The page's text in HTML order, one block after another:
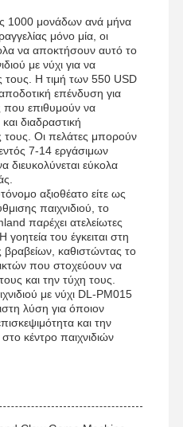
1000 μονάδων ανά μήνα
μόνο μία, οι
να αποκτήσουν αυτό το
με νύχι για να
τους. Η τιμή των 550 USD
επένδυση για
που επιθυμούν να
διαδραστική
Οι πελάτες μπορούν
7-14 εργάσιμων
εύκολα
αξιοθέατο είτε ως
παιχνιδιού, το
παρέχει ατελείωτες
του έγκειται στη
καθιστώντας το
που στοχεύουν να
και την τύχη τους.
με νύχι DL-PM015
λύση για όποιον
και την
κέντρο παιχνιδιών